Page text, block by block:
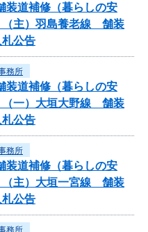
道補修（暮らしの安
（主）羽島養老線 舗装
公告
務所
道補修（暮らしの安
（一）大垣大野線 舗装
公告
務所
道補修（暮らしの安
（主）大垣一宮線 舗装
公告
務所